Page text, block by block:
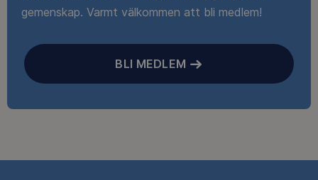
gemenskap. Varmt välkommen att bli medlem!
BLI MEDLEM